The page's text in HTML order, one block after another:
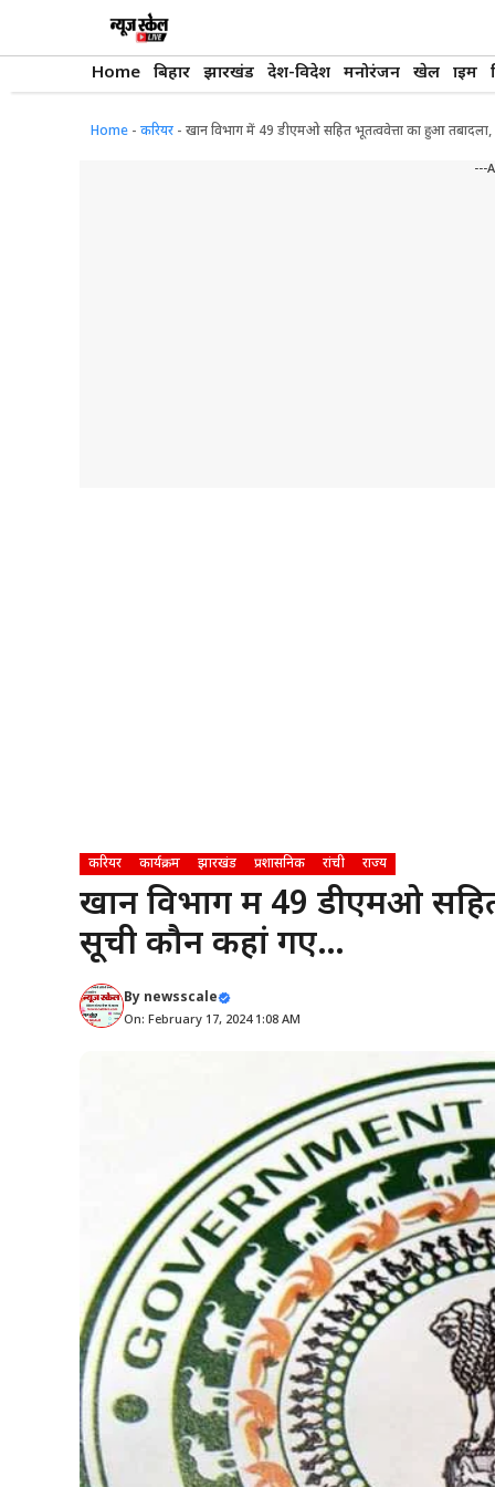
Home बिहार झारखंड देश-विदेश मनोरंजन खेल क्राइम
Home - करियर - खान विभाग में 49 डीएमओ सहित भूतत्ववेत्ता का हुआ
---
करियर कार्यक्रम झारखंड प्रशासनिक रांची राज्य
खान विभाग में 49 डीएमओ
सूची कौन कहां गए…
By newsscale
On: February 17, 2024 1:08 AM